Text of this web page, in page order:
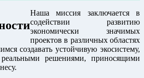
Наша миссия заключается в
содействии развитию
экономически значимых
проектов в различных областях
создавать устойчивую экосистему,
реальными решениями, приносящими